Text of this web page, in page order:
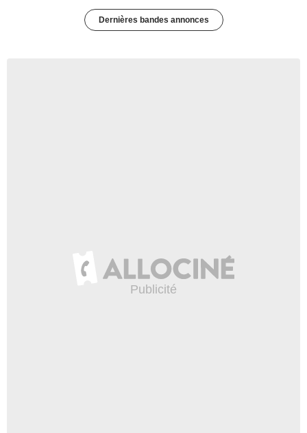
Dernières bandes annonces